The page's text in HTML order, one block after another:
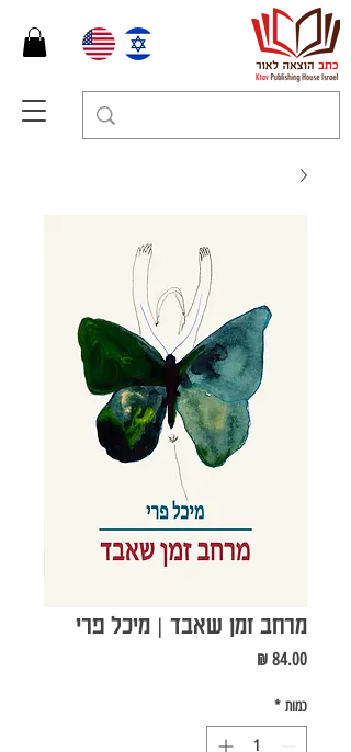
מרחב זמן שאבד | מיכל פרי
כמות *